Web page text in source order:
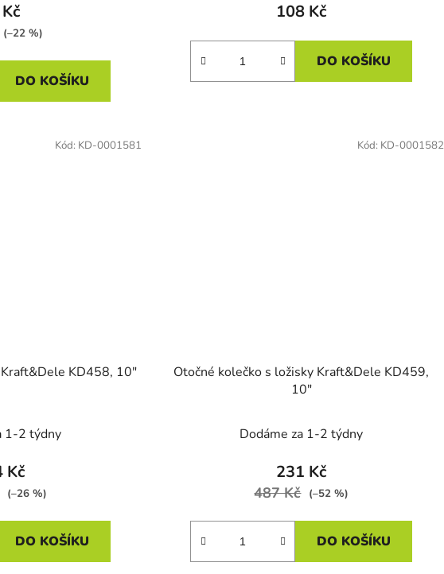
(–22 %)
DO KOŠÍKU
108 Kč
DO KOŠÍKU
KD458, 10"
1-2 týdny
Kč
(–26 %)
DO KOŠÍKU
Kód: KD-0001581
Otočné kolečko s ložisky Kraft&Dele KD459,
10"
Dodáme za 1-2 týdny
231 Kč
487 Kč (–52 %)
DO KOŠÍKU
Kód: KD-0001582